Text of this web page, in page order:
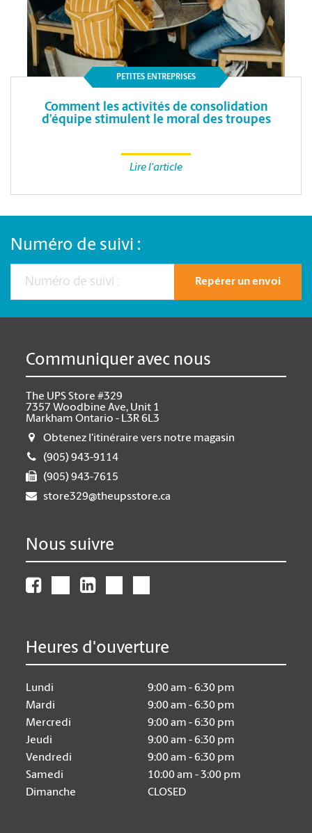
PETITES ENTREPRISES
Comment les activités de consolidation
d’équipe stimulent le moral des troupes
Lire l'article
Numéro de suivi :
Repérer un envoi
Communiquer avec nous
The UPS Store #329
7357 Woodbine Ave, Unit 1
Markham Ontario - L3R 6L3
Obtenez l'itinéraire vers notre magasin
(905) 943-9114
(905) 943-7615
store329@theupsstore.ca
Nous suivre
Heures d'ouverture
Lundi
9:00 am - 6:30 pm
Mardi
9:00 am - 6:30 pm
Mercredi
9:00 am - 6:30 pm
Jeudi
9:00 am - 6:30 pm
Vendredi
9:00 am - 6:30 pm
Samedi
10:00 am - 3:00 pm
Dimanche
CLOSED